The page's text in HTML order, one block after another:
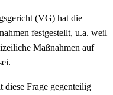
(VG) hat die
festgestellt, u.a. weil
Maßnahmen auf
Frage gegenteilig